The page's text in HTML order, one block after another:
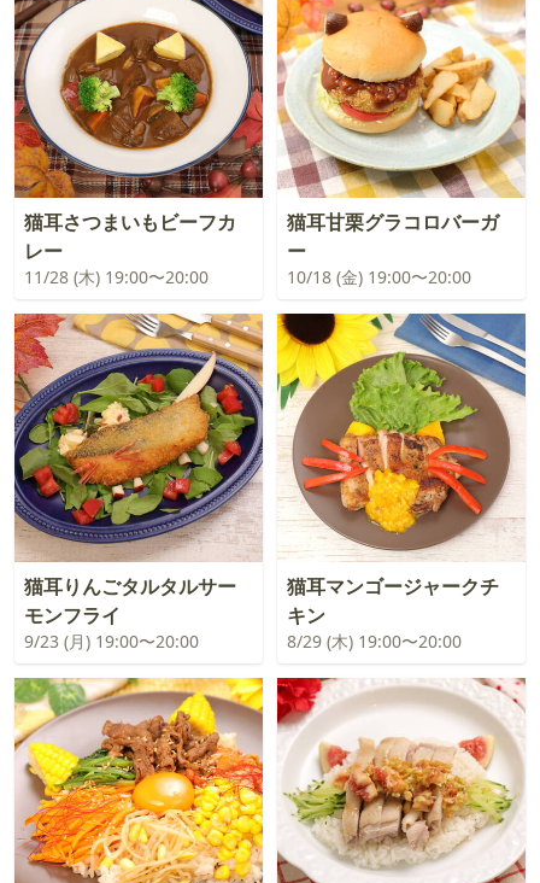
猫耳さつまいもビーフカ
レー
11/28 (木) 19:00〜20:00
猫耳甘栗グラコロバーガ
ー
10/18 (金) 19:00〜20:00
猫耳りんごタルタルサー
モンフライ
9/23 (月) 19:00〜20:00
猫耳マンゴージャークチ
キン
8/29 (木) 19:00〜20:00